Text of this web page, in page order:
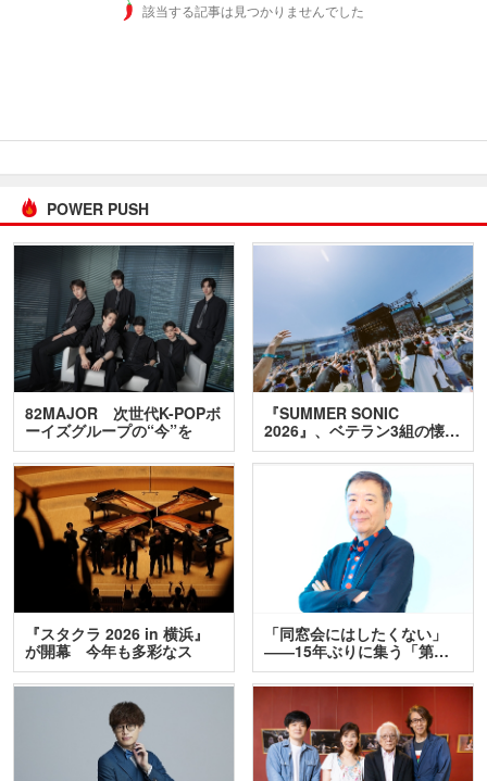
該当する記事は見つかりませんでした
POWER PUSH
82MAJOR 次世代K-POPボ
ーイズグループの“今”を
訊…
『SUMMER SONIC
2026』、ベテラン3組の懐…
『スタクラ 2026 in 横浜』
が開幕 今年も多彩なス
テ…
「同窓会にはしたくない」
――15年ぶりに集う「第…